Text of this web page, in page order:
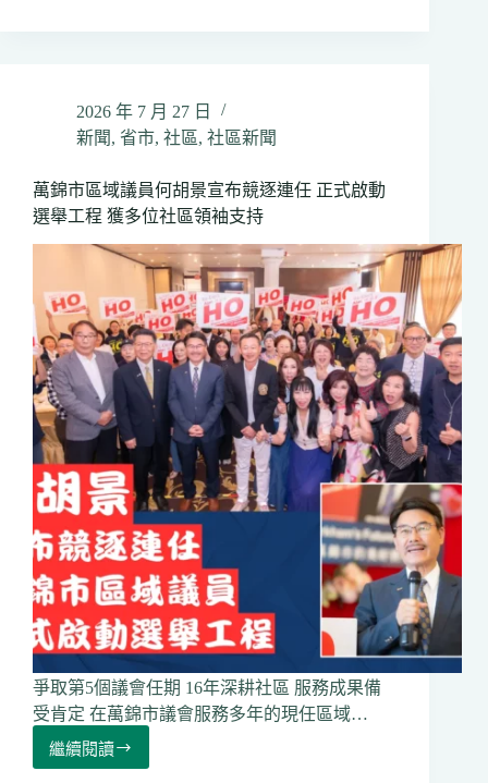
術
展」
暨
學
金
頒
會
8
月
8
日
萬
錦
劇
院
盛
大
舉
行
2026 年 7 月 27 日
新聞, 省市, 社區, 社區新聞
萬錦市區域議員何胡景宣布競逐連任 正式啟動
選舉工程 獲多位社區領袖支持
爭取第5個議會任期 16年深耕社區 服務成果備
受肯定 在萬錦市議會服務多年的現任區域…
繼續閱讀
萬